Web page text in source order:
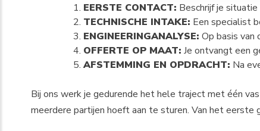
EERSTE CONTACT: Beschrijf je
TECHNISCHE INTAKE: Een specialist
ENGINEERINGANALYSE: Op basis
OFFERTE OP MAAT: Je ontvangt een
AFSTEMMING EN OPDRACHT: Na
Bij ons werk je gedurende het hele traject met één
meerdere partijen hoeft aan te sturen. Van het